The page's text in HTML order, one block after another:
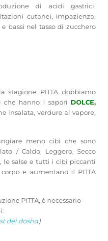
di acidi gastrici,
cutanei, impazienza,
bassi nel tasso di zucchero
stagione PITTA dobbiamo
hanno i sapori DOLCE,
insalata, verdure al vapore,
meno cibi che sono
/ Caldo, Leggero, Secco
le salse e tutti i cibi piccanti
e aumentano il PITTA
PITTA, è necessario
dei dosha)